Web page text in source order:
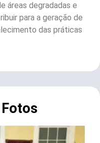
áreas degradadas e
para a geração de
das práticas